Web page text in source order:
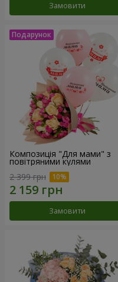
Замовити
Композиція "Для мами" з
повітряними кулями
2 399 грн
Замовити